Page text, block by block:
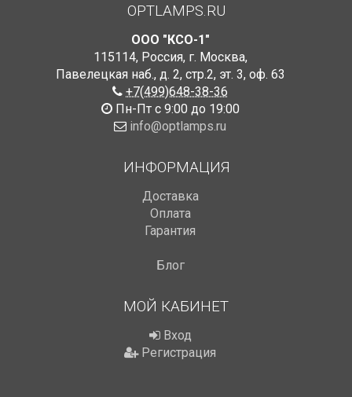
OPTLAMPS.RU
ООО "КСО-1"
115114, Россия, г. Москва,
Павелецкая наб., д. 2, стр.2, эт. 3, оф. 63
+7(499)648-38-36
Пн-Пт с 9:00 до 19:00
info@optlamps.ru
ИНФОРМАЦИЯ
Доставка
Оплата
Гарантия
Блог
МОЙ КАБИНЕТ
Вход
Регистрация